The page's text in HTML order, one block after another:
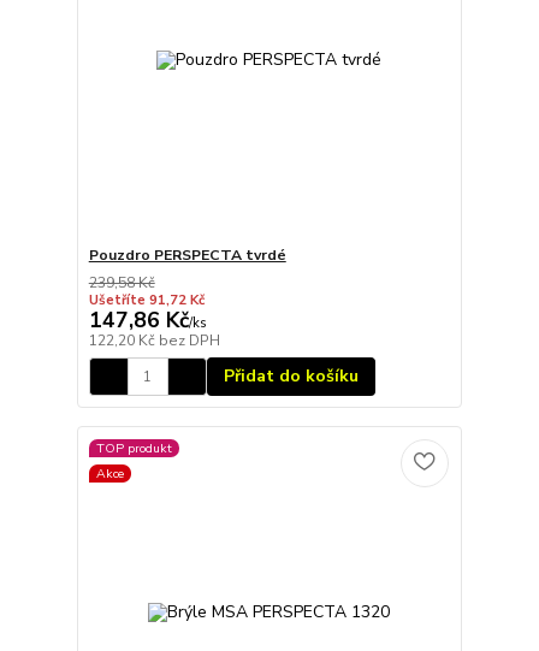
Pouzdro PERSPECTA tvrdé
239,58 Kč
Ušetříte 91,72 Kč
147,86 Kč/ks
122,20 Kč bez DPH
Přidat do košíku
TOP produkt
Akce